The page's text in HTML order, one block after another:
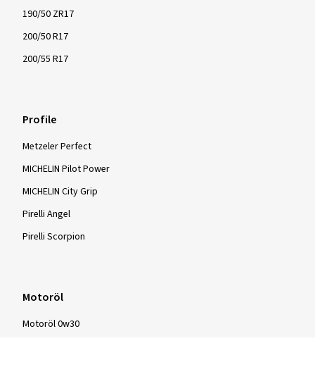
190/50 ZR17
200/50 R17
200/55 R17
Profile
Metzeler Perfect
MICHELIN Pilot Power
MICHELIN City Grip
Pirelli Angel
Pirelli Scorpion
Motoröl
Motoröl 0w30